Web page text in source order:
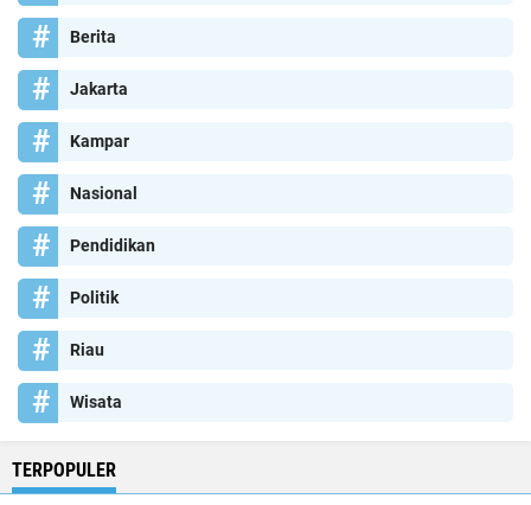
Berita
Jakarta
Kampar
Nasional
Pendidikan
Politik
Riau
Wisata
TERPOPULER